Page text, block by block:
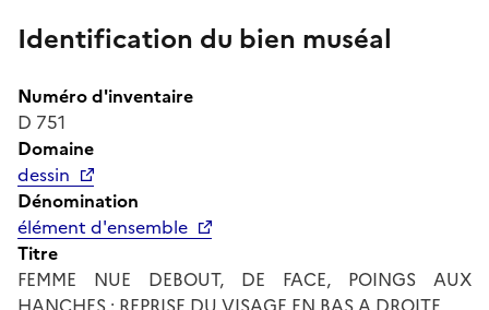
Identification du bien muséal
Numéro d'inventaire
D 751
Domaine
dessin
Dénomination
élément d'ensemble
Titre
FEMME NUE DEBOUT, DE FACE, POINGS AUX